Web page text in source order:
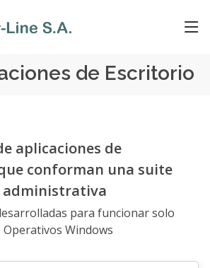
de Escritorio
aplicaciones de
conforman una suite
administrativa
para funcionar solo
Operativos Windows